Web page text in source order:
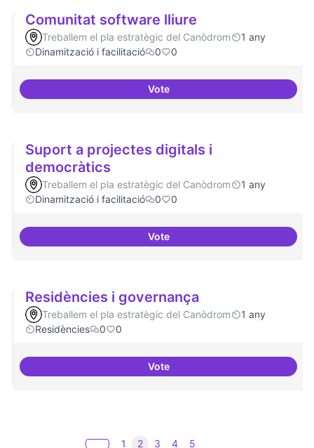
Comunitat software lliure
Treballem el pla estratègic del Canòdrom
1 any
Dinamització i facilitació
0 0
VoteComunitat software lliure
Suport a projectes digitals i
democràtics
Treballem el pla estratègic del Canòdrom
1 any
Dinamització i facilitació
0 0
VoteSuport a projectes digitals i
Residències i governança
Treballem el pla estratègic del Canòdrom
1 any
Residències
0 0
VoteResidències i governança
1 2 3 4 5